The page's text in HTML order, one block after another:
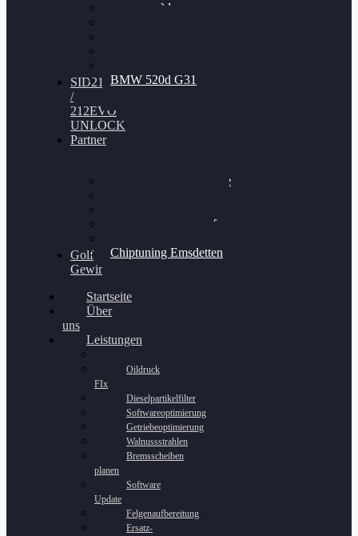
BMW 120d
BMW 520d G31
SID212
/
212EVO
UNLOCK
Partner
Bilgenroth Performance
Chiptuning Schüttorf
Chiptuning Emsdetten
Golf
Gewinnspiel
Startseite
Über
uns
Leistungen
Oildruck
FIx
Dieselpartikelfilter
Softwareoptimierung
Getriebeoptimierung
Walnussstrahlen
Bremsscheiben
planen
Software
Update
Felgenaufbereitung
Ersatz-